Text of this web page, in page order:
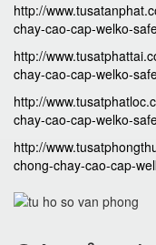
http://
chay-cao-cap-welko-
http://
chay-cao-cap-welko-
http://
chay-cao-cap-welko-
http://
chong-chay-cao-cap-